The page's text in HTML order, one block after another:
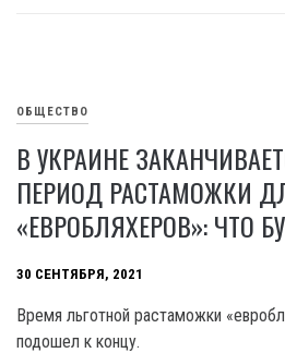
ОБЩЕСТВО
В УКРАИНЕ
ПЕРИОД РАСТАМОЖКИ
«ЕВРОБЛЯХЕРОВ»: ЧТО
30 СЕНТЯБРЯ, 2021
Время льготной растаможки
подошел к концу.